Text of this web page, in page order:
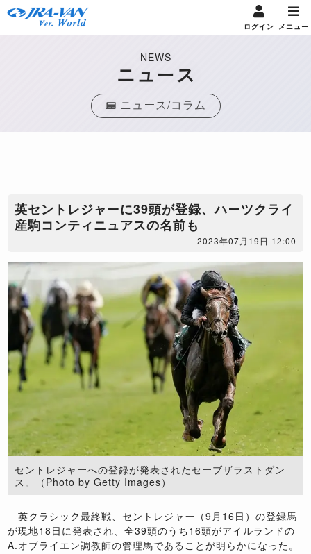
ログイン メニュー
NEWS
ニュース
ニュース/コラム
英セントレジャーに39頭が登録、ハーツクライ
産駒コンティニュアスの名前も
2023年07月19日 12:00
セントレジャーへの登録が発表されたセーブザラストダン
ス。（Photo by Getty Images）
英クラシック最終戦、セントレジャー（9月16日）の登録馬
が現地18日に発表され、全39頭のうち16頭がアイルランドの
A.オブライエン調教師の管理馬であることが明らかになった。